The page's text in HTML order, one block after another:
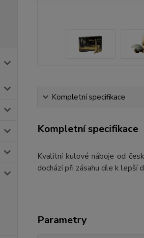
Kompletní specifikace
Kompletní specifikace
Kvalitní kulové náboje od
dochází při zásahu cíle k lepší
Parametry